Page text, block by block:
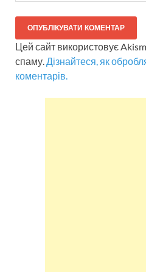
Цей сайт використовує
спаму.Дізнайтеся, як
коментарів.